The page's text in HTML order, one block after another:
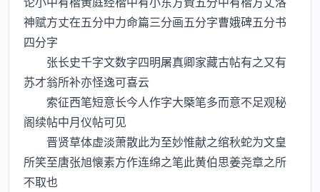
神赋方丈在五分中力命篇三分画五分字曹娥碑五分书
四分字
张长史千字文数字四明屠真卿家藏古帖有之又有
苏才翁所补亦怪逸可喜云
索征西笔短意长今人作字大槩笔多而意不足观秘
阁续帖中月仪帖可见
晋贤草体虚淡萧散此为至妙惟献之绾秋蛇为文皇
所笑至唐张旭懐素方作连绵之笔此黄伯思姜尧章之所
不取也